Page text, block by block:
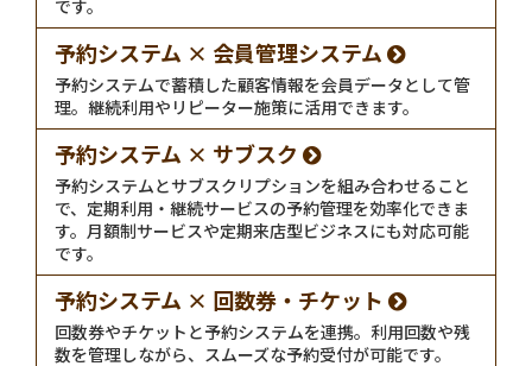
です。
予約システム × 会員管理システム
予約システムで蓄積した顧客情報を会員データとして管
理。継続利用やリピーター施策に活用できます。
予約システム × サブスク
予約システムとサブスクリプションを組み合わせること
で、定期利用・継続サービスの予約管理を効率化できま
す。月額制サービスや定期来店型ビジネスにも対応可能
です。
予約システム × 回数券・チケット
回数券やチケットと予約システムを連携。利用回数や残
数を管理しながら、スムーズな予約受付が可能です。